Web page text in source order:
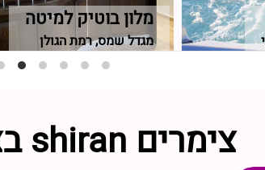
מלון בוטיק למיטה
מגדל שמס, רמת הגולן
צימרים shiran בצפון